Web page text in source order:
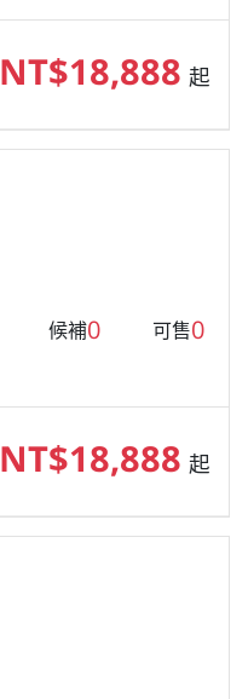
NT$18,888 起
候補0 可售0
NT$18,888 起